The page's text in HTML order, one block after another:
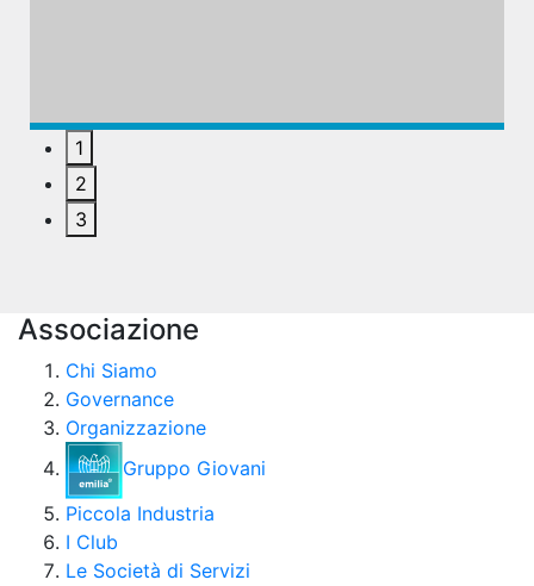
1
2
3
Associazione
Chi Siamo
Governance
Organizzazione
Gruppo Giovani
Piccola Industria
I Club
Le Società di Servizi